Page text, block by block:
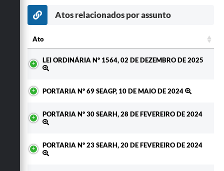
Atos relacionados por assunto
Ato
LEI ORDINÁRIA Nº 1564, 02 DE DEZEMBRO DE 2025
PORTARIA Nº 69 SEAGP, 10 DE MAIO DE 2024
PORTARIA Nº 30 SEARH, 28 DE FEVEREIRO DE 2024
PORTARIA Nº 23 SEARH, 20 DE FEVEREIRO DE 2024